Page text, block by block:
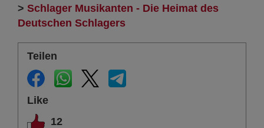
> Schlager Musikanten - Die Heimat des
Deutschen Schlagers
Teilen
Like
12